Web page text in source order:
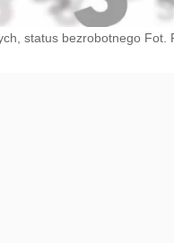
status bezrobotnego Fot.